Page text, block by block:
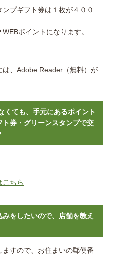
プギフト券は１枚が４００
ポイントになります。
、Adobe Reader（無料）が
くても、手元にあるポイント
券・グリーンスタンプで交
ちら
をしたいので、店舗を教え
すので、お住まいの郵便番